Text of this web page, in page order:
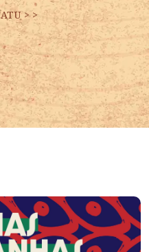
>>